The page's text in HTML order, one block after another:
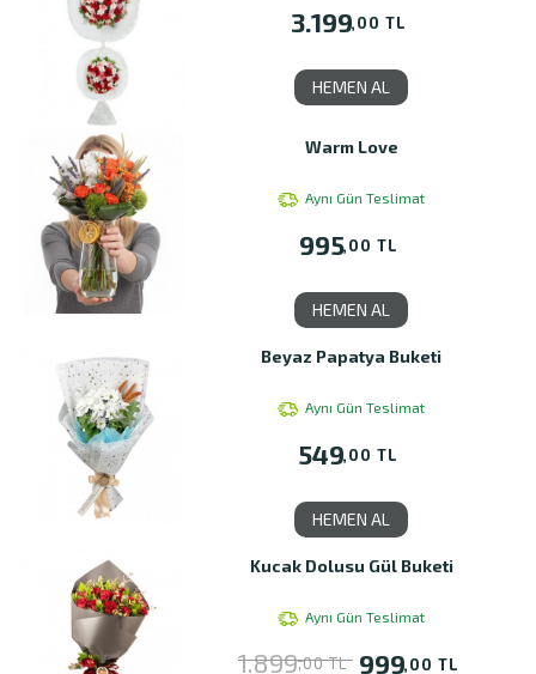
3.199,00 TL
HEMEN AL
Warm Love
Aynı Gün Teslimat
995,00 TL
HEMEN AL
Beyaz Papatya Buketi
Aynı Gün Teslimat
549,00 TL
HEMEN AL
Kucak Dolusu Gül Buketi
Aynı Gün Teslimat
1.899,00 TL 999,00 TL